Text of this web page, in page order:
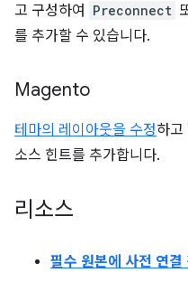
고 구성하여
Preconnect
를 추가할 수 있습니다.
Magento
테마의 레이아웃을 수정하고
소스 힌트를 추가합니다.
리소스
필수 원본에 사전 연결